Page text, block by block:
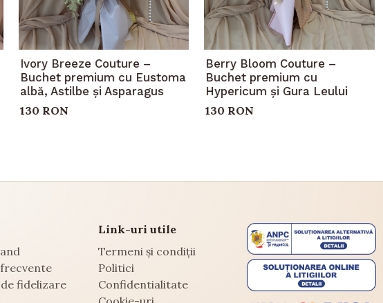
Ivory Breeze Couture –
Buchet premium cu Eustoma
albă, Astilbe și Asparagus
130 RON
Berry Bloom Couture –
Buchet premium cu
Hypericum și Gura Leului
130 RON
fidelizare
Link-uri utile
Termeni și condiții
Politici
Confidentialitate